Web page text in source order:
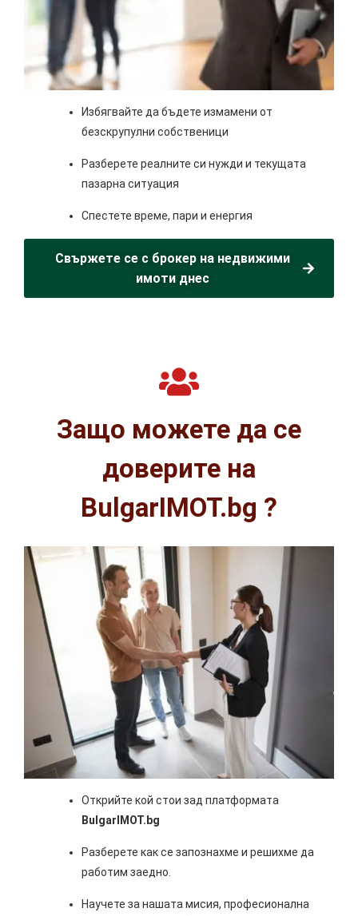
Избягвайте да бъдете измамени от
безскрупулни собственици
Разберете реалните си нужди и текущата
пазарна ситуация
Спестете време, пари и енергия
Свържете се с брокер на недвижими
имоти днес
Защо можете да се
доверите на
BulgarIMOT.bg ?
Открийте кой стои зад платформата
BulgarIMOT.bg
Разберете как се запознахме и решихме да
работим заедно.
Научете за нашата мисия, професионална